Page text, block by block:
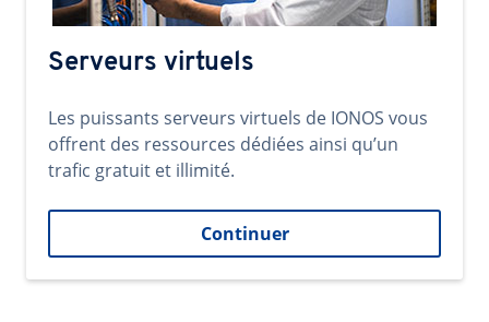
Serveurs virtuels
Les puissants serveurs virtuels de IONOS vous
offrent des ressources dédiées ainsi qu’un
trafic gratuit et illimité.
Continuer